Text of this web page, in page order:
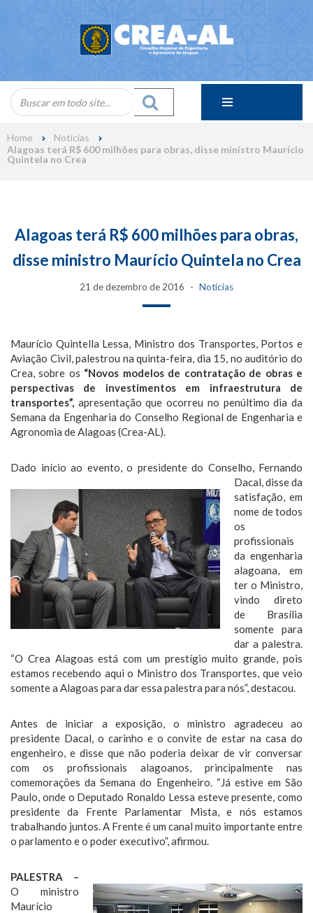
Home
Notícias
Alagoas terá R$ 600 milhões para obras, disse ministro Maurício
Quintela no Crea
Alagoas terá R$ 600 milhões para obras,
disse ministro Maurício Quintela no Crea
21 de dezembro de 2016 Notícias
Maurício Quintella Lessa, Ministro dos Transportes, Portos e
Aviação Civil, palestrou na quinta-feira, dia 15, no auditório do
Crea, sobre os “Novos modelos de contratação de obras e
perspectivas de investimentos em infraestrutura de
transportes”, apresentação que ocorreu no penúltimo dia da
Semana da Engenharia do Conselho Regional de Engenharia e
Agronomia de Alagoas (Crea-AL).
Dado início ao evento, o presidente do Conselho, Fernando
Dacal, disse da
satisfação, em
nome de todos
os
profissionais
da engenharia
alagoana, em
ter o Ministro,
vindo direto
de Brasília
somente para
dar a palestra.
“O Crea Alagoas está com um prestígio muito grande, pois
estamos recebendo aqui o Ministro dos Transportes, que veio
somente a Alagoas para dar essa palestra para nós”, destacou.
Antes de iniciar a exposição, o ministro agradeceu ao
presidente Dacal, o carinho e o convite de estar na casa do
engenheiro, e disse que não poderia deixar de vir conversar
com os profissionais alagoanos, principalmente nas
comemorações da Semana do Engenheiro. “Já estive em São
Paulo, onde o Deputado Ronaldo Lessa esteve presente, como
presidente da Frente Parlamentar Mista, e nós estamos
trabalhando juntos. A Frente é um canal muito importante entre
o parlamento e o poder executivo”, afirmou.
PALESTRA –
O ministro
Maurício